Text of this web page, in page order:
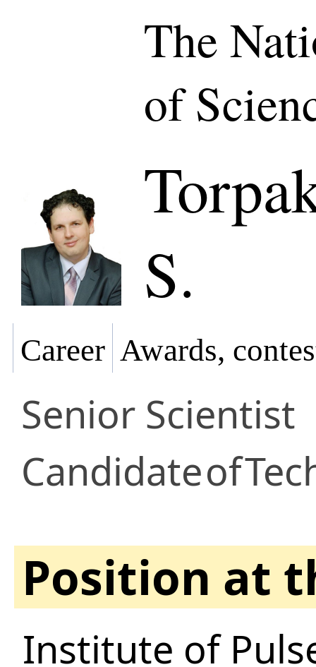
The
of
S.
Career Awards,
Senior Scientist
Candidateof
Position at
Institute of